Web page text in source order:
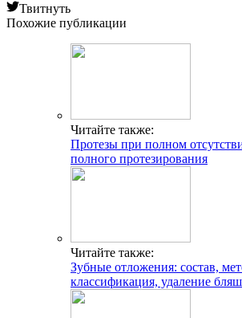
Твитнуть
Похожие публикации
Читайте также:
Протезы при полном
полного протезирования
Читайте также:
Зубные отложения: состав,
классификация, удаление